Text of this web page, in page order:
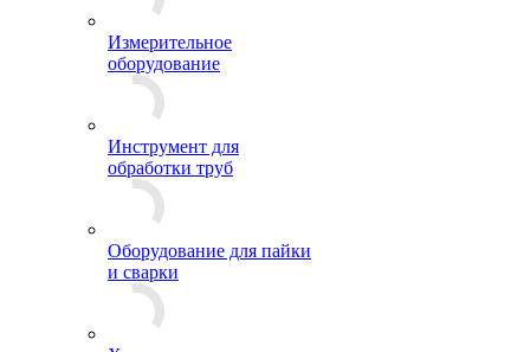
Измерительное
оборудование
Инструмент для
обработки труб
Оборудование для пайки
и сварки